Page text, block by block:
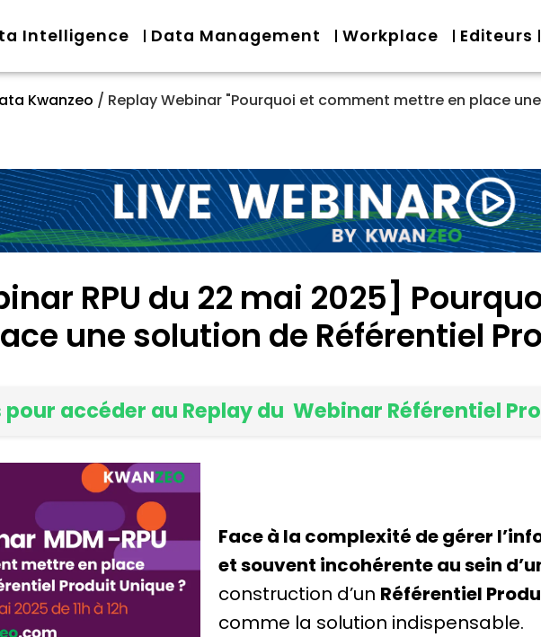
Intelligence Data Management Workplace Editeurs
Kwanzeo / Replay Webinar "Pourquoi et comment mettre en place
RPU du 22 mai 2025]
une solution de Référentiel
accéder au Replay du Webinar Référentiel
Face à la complexité de gérer
et souvent incohérente au sein
construction d’un Référentiel
comme la solution indispensable.